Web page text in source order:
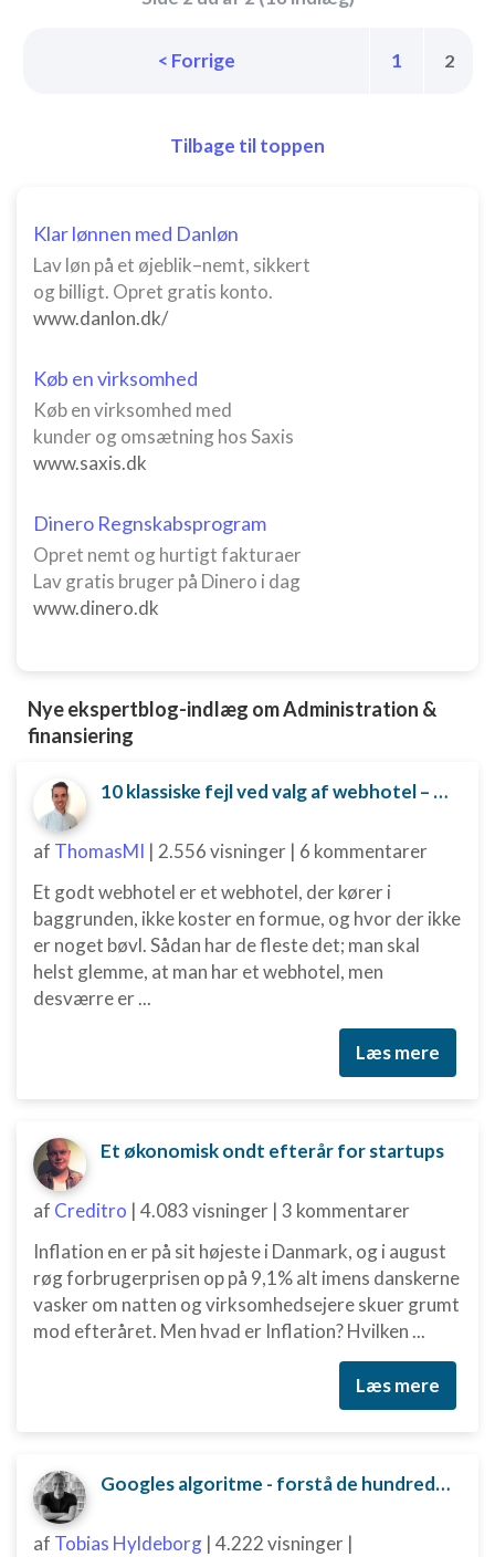
< Forrige 1 2
Tilbage til toppen
Klar lønnen med Danløn
Lav løn på et øjeblik–nemt, sikkert
og billigt. Opret gratis konto.
www.danlon.dk/
Køb en virksomhed
Køb en virksomhed med
kunder og omsætning hos Saxis
www.saxis.dk
Dinero Regnskabsprogram
Opret nemt og hurtigt fakturaer
Lav gratis bruger på Dinero i dag
www.dinero.dk
Nye ekspertblog-indlæg om Administration &
finansiering
10 klassiske fejl ved valg af webhotel – og hvordan du undgår dem
af ThomasMI | 2.556 visninger | 6 kommentarer
Et godt webhotel er et webhotel, der kører i
baggrunden, ikke koster en formue, og hvor der ikke
er noget bøvl. Sådan har de fleste det; man skal
helst glemme, at man har et webhotel, men
desværre er ...
Læs mere
Et økonomisk ondt efterår for startups
af Creditro | 4.083 visninger | 3 kommentarer
Inflation en er på sit højeste i Danmark, og i august
røg forbrugerprisen op på 9,1% alt imens danskerne
vasker om natten og virksomhedsejere skuer grumt
mod efteråret. Men hvad er Inflation? Hvilken ...
Læs mere
Googles algoritme - forstå de hundredvis af parametre bag
af Tobias Hyldeborg | 4.222 visninger |